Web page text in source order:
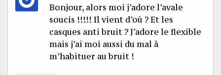
Bonjour, alors moi j’adore l’avale
soucis !!!!! Il vient d’où ? Et les
casques anti bruit ? J’adore le flexible
mais j’ai moi aussi du mal à
m’habituer au bruit !